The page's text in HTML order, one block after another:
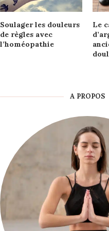
Soulager les douleurs
de règles avec
l’homéopathie
Le
A PROPOS